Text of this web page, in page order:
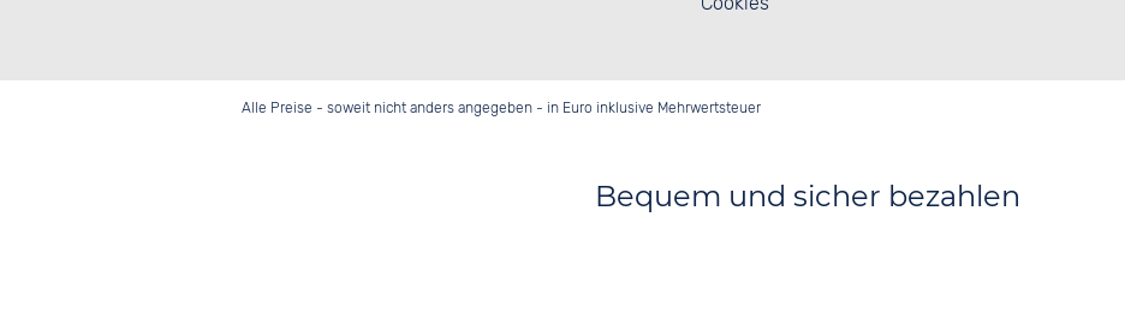
Alle Preise - soweit nicht anders angegeben - in Euro inklusive Mehrwertsteuer
Bequem und sicher bezahlen